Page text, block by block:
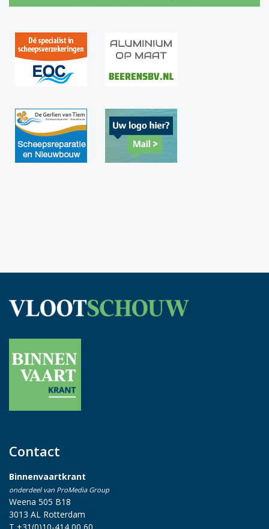
Contact
Binnenvaartkrant
onderdeel van ProMedia Group
Weena 505 B18
3013 AL Rotterdam
T +31(0)10-414 00 60